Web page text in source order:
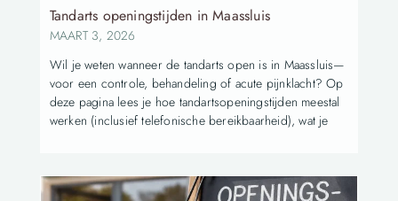
Tandarts openingstijden in Maassluis
MAART 3, 2026
Wil je weten wanneer de tandarts open is in Maassluis—
voor een controle, behandeling of acute pijnklacht? Op
deze pagina lees je hoe tandartsopeningstijden meestal
werken (inclusief telefonische bereikbaarheid), wat je